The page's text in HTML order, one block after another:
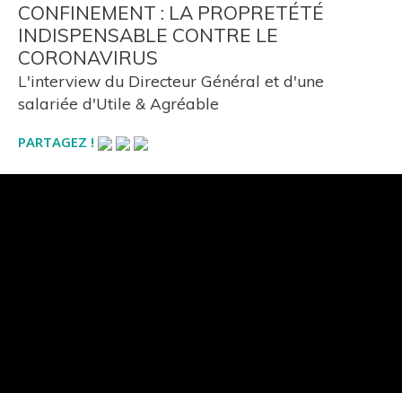
CONFINEMENT : LA PROPRETÉTÉ
INDISPENSABLE CONTRE LE
CORONAVIRUS
L'interview du Directeur Général et d'une
salariée d'Utile & Agréable
PARTAGEZ !